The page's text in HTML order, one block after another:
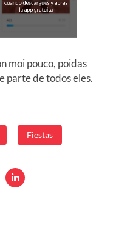
moi pouco, poidas
parte de todos eles.
Fiestas